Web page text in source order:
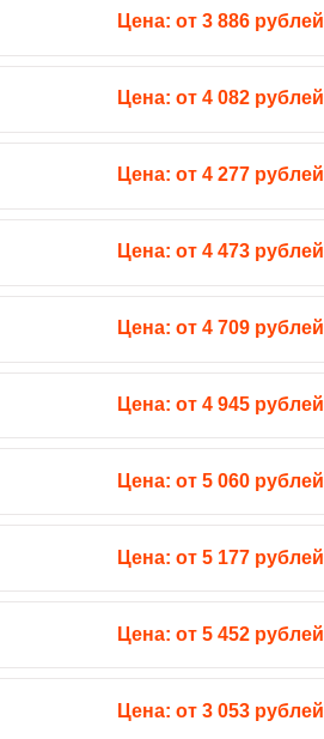
Цена: от 3 886 рублей
Цена: от 4 082 рублей
Цена: от 4 277 рублей
Цена: от 4 473 рублей
Цена: от 4 709 рублей
Цена: от 4 945 рублей
Цена: от 5 060 рублей
Цена: от 5 177 рублей
Цена: от 5 452 рублей
Цена: от 3 053 рублей